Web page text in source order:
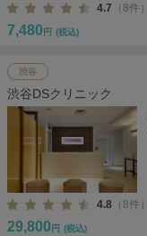
4.7 （8件）
7,480 円 (税込)
渋谷
渋谷DSクリニック
4.8 （8件）
29,800 円 (税込)